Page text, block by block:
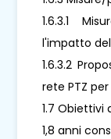
1.6.3.1
l'impatto
1.6.3.2
rete PTZ
1.7 Obiettivi
1,8 anni